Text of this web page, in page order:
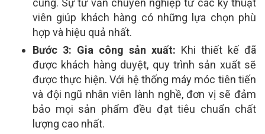
viên giúp khách hàng có những lựa chọn phù
hợp và hiệu quả nhất.
Bước 3: Gia công sản xuất: Khi thiết kế đã
được khách hàng duyệt, quy trình sản xuất sẽ
được thực hiện. Với hệ thống máy móc tiên tiến
và đội ngũ nhân viên lành nghề, đơn vị sẽ đảm
bảo mọi sản phẩm đều đạt tiêu chuẩn chất
lượng cao nhất.